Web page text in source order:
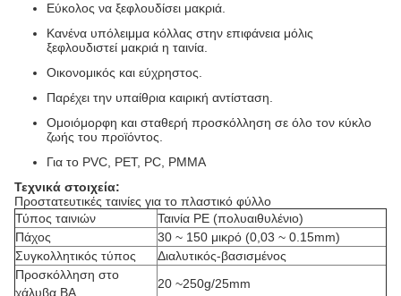
Εύκολος να ξεφλουδίσει μακριά.
Κανένα υπόλειμμα κόλλας στην επιφάνεια μόλις
ξεφλουδιστεί μακριά η ταινία.
Οικονομικός και εύχρηστος.
Παρέχει την υπαίθρια καιρική αντίσταση.
Ομοιόμορφη και σταθερή προσκόλληση σε όλο τον κύκλο
ζωής του προϊόντος.
Για το PVC, PET, PC, PMMA
Τεχνικά στοιχεία:
Προστατευτικές ταινίες για το πλαστικό φύλλο
Τύπος ταινιών
Ταινία PE (πολυαιθυλένιο)
Πάχος
30 ~ 150 μικρό (0,03 ~ 0.15mm)
Συγκολλητικός τύπος
Διαλυτικός-βασισμένος
Προσκόλληση στο
χάλυβα BA
20 ~250g/25mm